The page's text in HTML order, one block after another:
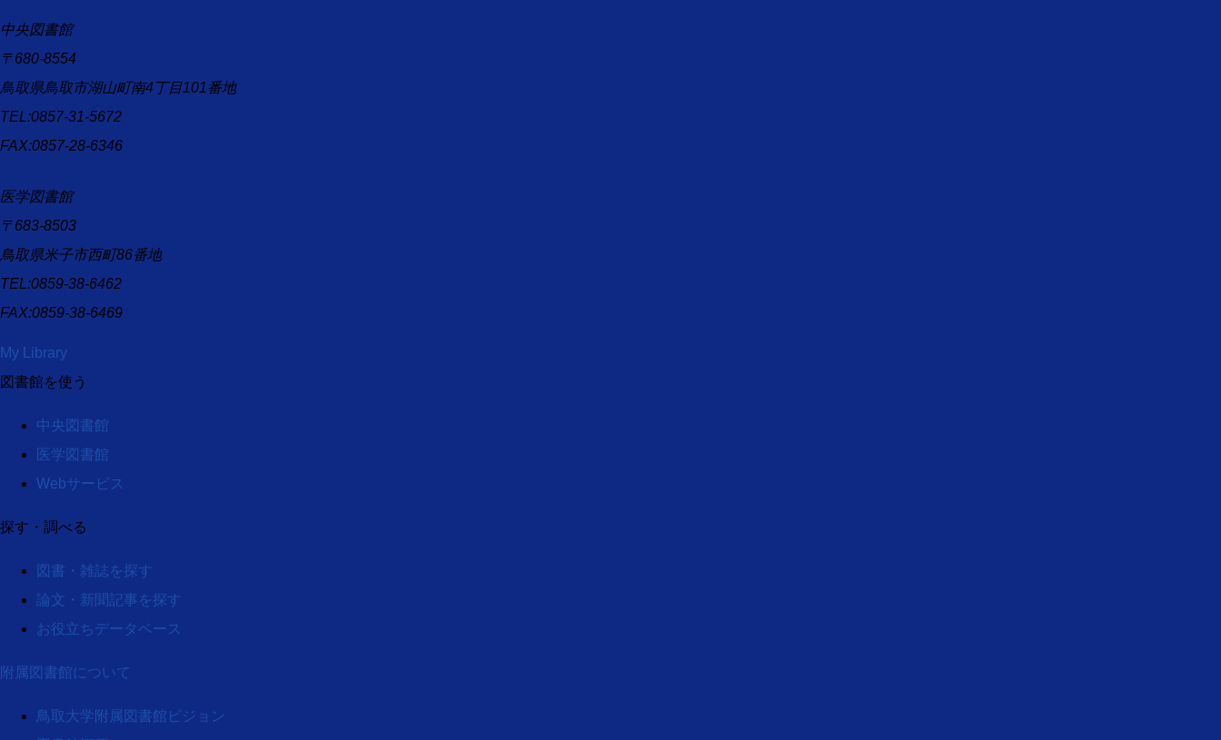
中央図書館
〒680-8554
鳥取県鳥取市湖山町南4丁目101番地
TEL:0857-31-5672
FAX:0857-28-6346
医学図書館
〒683-8503
鳥取県米子市西町86番地
TEL:0859-38-6462
FAX:0859-38-6469
My Library
図書館を使う
中央図書館
医学図書館
Webサービス
探す・調べる
図書・雑誌を探す
論文・新聞記事を探す
お役立ちデータベース
附属図書館について
鳥取大学附属図書館ビジョン